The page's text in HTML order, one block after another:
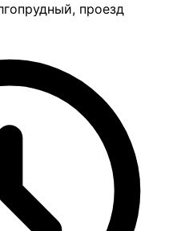
проезд